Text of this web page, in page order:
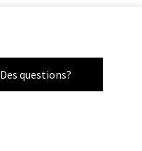
Des questions?